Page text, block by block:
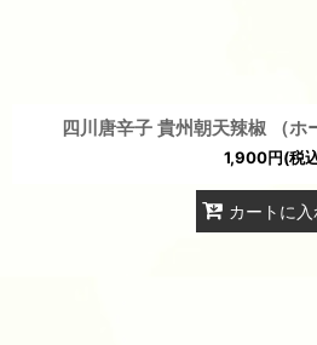
四川唐辛子 貴州朝天辣椒 （ホ
1,900円(税
カートに入